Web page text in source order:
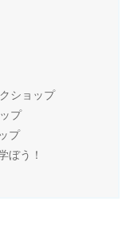
ショップ
プ
プ
ぼう！